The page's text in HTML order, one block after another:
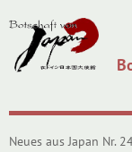
Neues aus Japan Nr.